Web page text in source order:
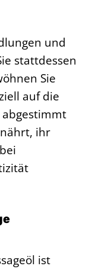
und
stattdessen
Sie
auf die
abgestimmt
ihr
ist